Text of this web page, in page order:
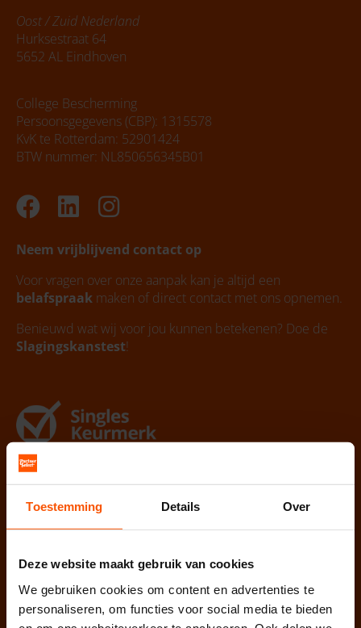
Toestemming Details Over
Deze website maakt gebruik van cookies
We gebruiken cookies om content en advertenties te
personaliseren, om functies voor social media te bieden
Oost / Zuid Nederland
Hurksestraat 64
5652 AL Eindhoven
College Bescherming
Persoonsgegevens (CBP): 1315578
KvK te Rotterdam: 52901424
BTW nummer: NL850656345B01
Facebook
LinkedinInstagram
Neem vrijblijvend contact op
Voor vragen over onze aanpak kan je altijd een
belafspraak maken of direct contact met ons opnemen.
Benieuwd wat wij voor jou kunnen betekenen? Doe de
Slagingskanstest!
Lokaal 1/2